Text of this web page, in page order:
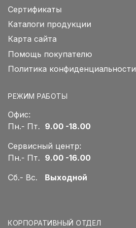
Сертификаты
Каталоги продукции
Карта сайта
Помощь покупателю
Политика конфиденциальности
РЕЖИМ РАБОТЫ
Офис:
Пн.- Пт. 9.00 -18.00
Сервисный центр:
Пн.- Пт. 9.00 -16.00
Сб.- Вс. Выходной
КОРПОРАТИВНЫЙ ОТДЕЛ